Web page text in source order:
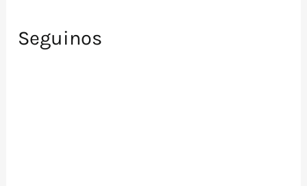
Seguinos